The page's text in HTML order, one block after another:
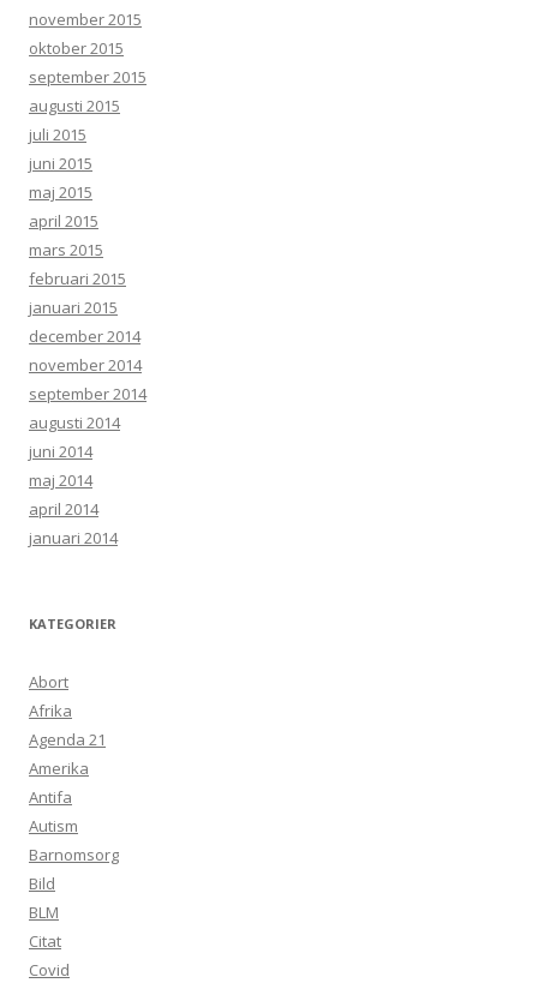
november 2015
oktober 2015
september 2015
augusti 2015
juli 2015
juni 2015
maj 2015
april 2015
mars 2015
februari 2015
januari 2015
december 2014
november 2014
september 2014
augusti 2014
juni 2014
maj 2014
april 2014
januari 2014
KATEGORIER
Abort
Afrika
Agenda 21
Amerika
Antifa
Autism
Barnomsorg
Bild
BLM
Citat
Covid